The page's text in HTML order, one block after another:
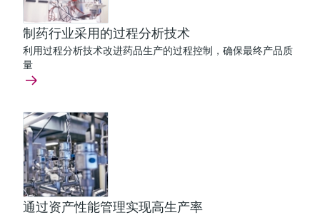
制药行业采用的过程分析技术
利用过程分析技术改进药品生产的过程控制，确保最终产品质
量
通过资产性能管理实现高生产率